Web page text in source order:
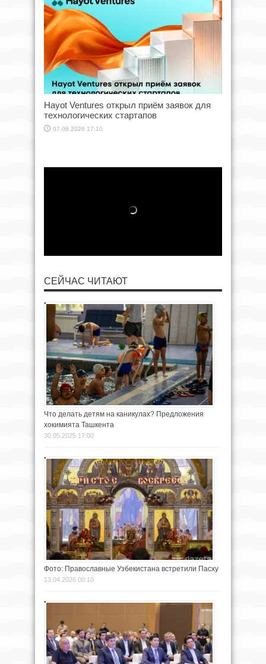
Hayot Ventures открыл приём заявок для
технологических стартапов
07.08.2026 17:10
СЕЙЧАС ЧИТАЮТ
Что делать детям на каникулах? Предложения
хокимията Ташкента
30.05.2025 17:00
Фото: Православные Узбекистана встретили Пасху
13.04.2026 00:10